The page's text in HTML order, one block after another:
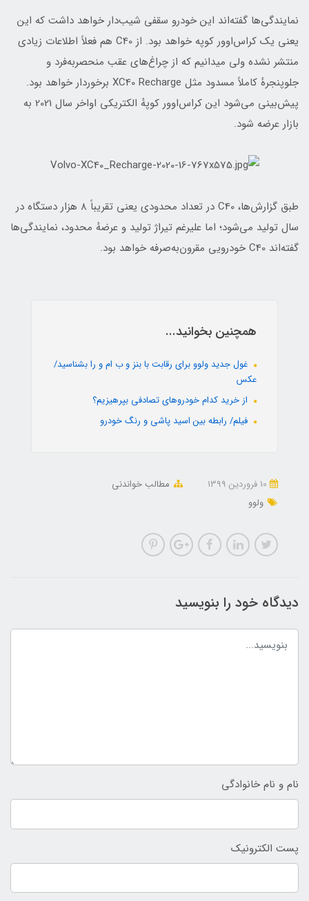
نمایندگی‌ها گفته‌اند این خودرو سقفی شیب‌دار خواهد داشت که این
یعنی یک کراس‌اوور کوپه خواهد بود. از C40 هم فعلاً اطلاعات زیادی
منتشر نشده ولی میدانیم که از چراغ‌های عقب منحصربه‌فرد و
جلوپنجرهٔ کاملاً مسدود مثل XC40 Recharge برخوردار خواهد بود.
پیش‌بینی می‌شود این کراس‌اوور کوپهٔ الکتریکی اواخر سال 2021 به
بازار عرضه شود.
طبق گزارش‌ها، C40 در تعداد محدودی یعنی تقریباً 8 هزار دستگاه در
سال تولید می‌شود؛ اما علیرغم تیراژ تولید و عرضهٔ محدود، نمایندگی‌ها
گفته‌اند C40 خودرویی مقرون‌به‌صرفه خواهد بود.
همچنین بخوانید...
غول جدید ولوو برای رقابت با بنز و ب ام و را بشناسید/
عکس
از خرید کدام خودروهای تصادفی بپرهیزیم؟
فیلم/ رابطه بین اسید پاشی و رنگ خودرو
مطالب خواندنی
ولوو
دیدگاه خود را بنویسید
نام و نام خانوادگی
پست الکترونیک